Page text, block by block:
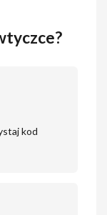
kod